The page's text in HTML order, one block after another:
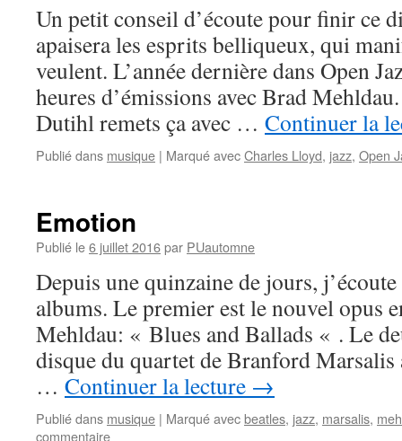
Un petit conseil d’écoute pour finir ce
apaisera les esprits belliqueux, qui
veulent. L’année dernière dans Open
heures d’émissions avec Brad
Dutihl remets ça avec … Continuer la
Publié dans musique | Marqué avecCharles Lloyd, jazz, Open
Emotion
Publié le6 juillet 2016par PUautomne
Depuis une quinzaine de jours,
albums. Le premier est le nouvel opus
Mehldau: « Blues and Ballads « . Le
disque du quartet de Branford
… Continuer la lecture →
Publié dans musique | Marqué avecbeatles, jazz, marsalis,
commentaire